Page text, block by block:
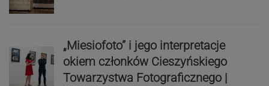
„Miesiofoto” i jego interpretacje
okiem członków Cieszyńskiego
Towarzystwa Fotograficznego |